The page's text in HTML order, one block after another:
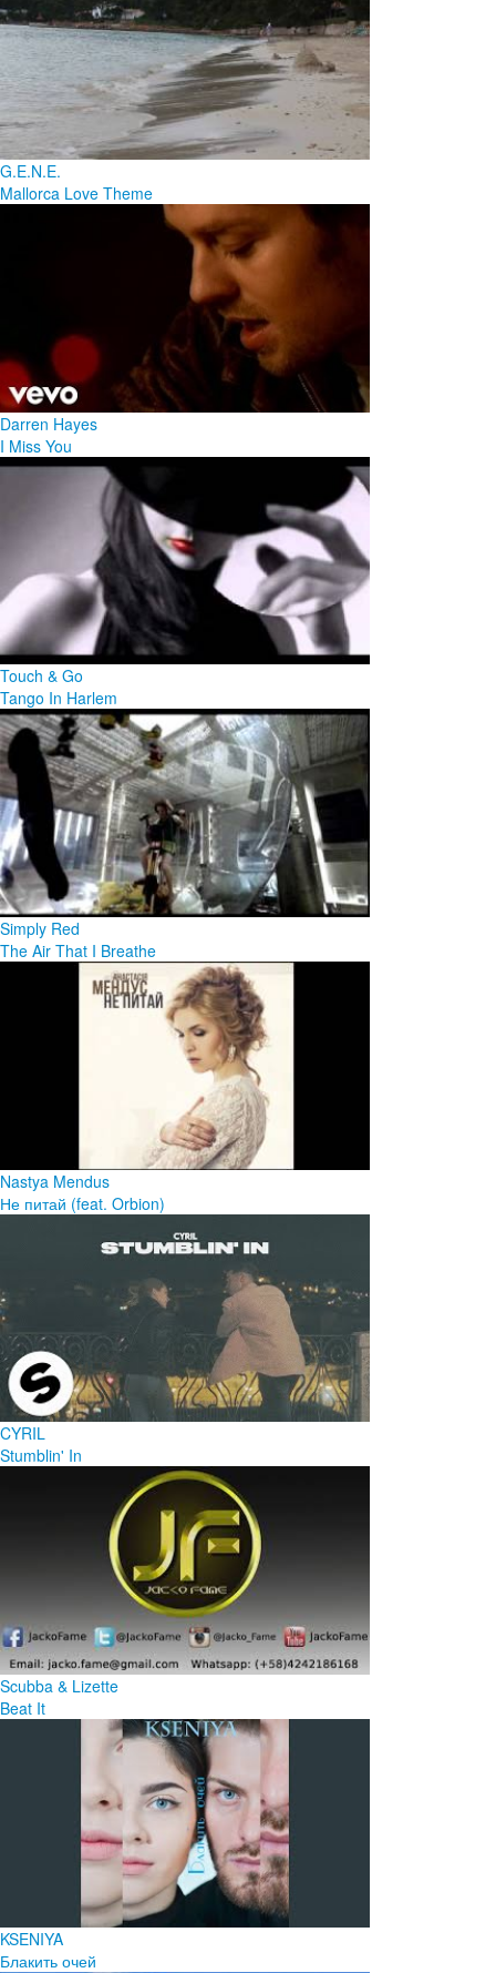
G.E.N.E.
Mallorca Love Theme
Darren Hayes
I Miss You
Touch & Go
Tango In Harlem
Simply Red
The Air That I Breathe
Nastya Mendus
Не питай (feat. Orbion)
CYRIL
Stumblin' In
Scubba & Lizette
Beat It
KSENIYA
Блакить очей